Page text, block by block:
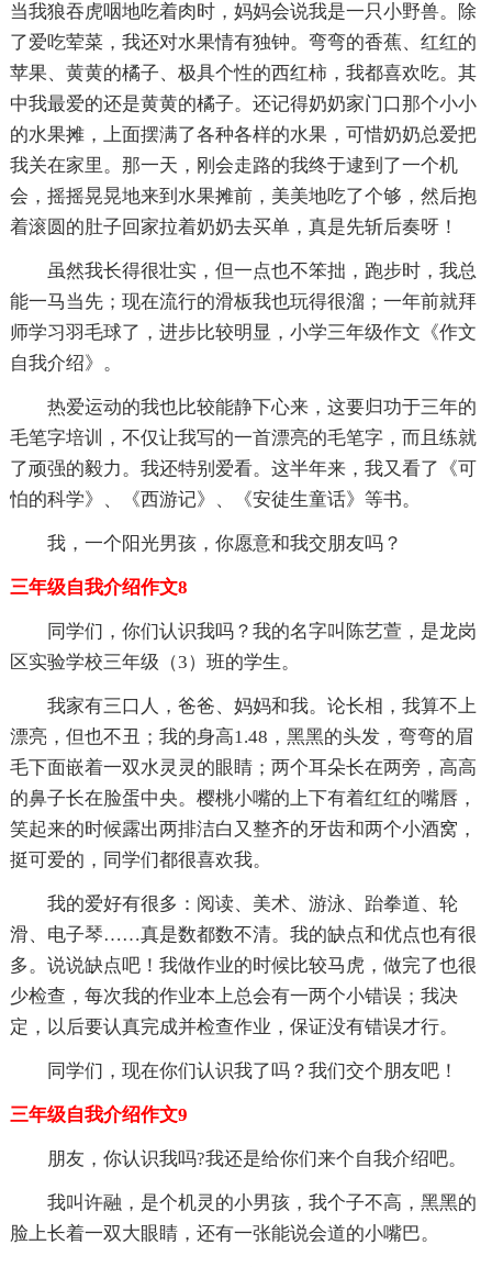
当我狼吞虎咽地吃着肉时，妈妈会说我是一只小野兽。除
了爱吃荤菜，我还对水果情有独钟。弯弯的香蕉、红红的
苹果、黄黄的橘子、极具个性的西红柿，我都喜欢吃。其
中我最爱的还是黄黄的橘子。还记得奶奶家门口那个小小
的水果摊，上面摆满了各种各样的水果，可惜奶奶总爱把
我关在家里。那一天，刚会走路的我终于逮到了一个机
会，摇摇晃晃地来到水果摊前，美美地吃了个够，然后抱
着滚圆的肚子回家拉着奶奶去买单，真是先斩后奏呀！
虽然我长得很壮实，但一点也不笨拙，跑步时，我总
能一马当先；现在流行的滑板我也玩得很溜；一年前就拜
师学习羽毛球了，进步比较明显，小学三年级作文《作文
自我介绍》。
热爱运动的我也比较能静下心来，这要归功于三年的
毛笔字培训，不仅让我写的一首漂亮的毛笔字，而且练就
了顽强的毅力。我还特别爱看。这半年来，我又看了《可
怕的科学》、《西游记》、《安徒生童话》等书。
我，一个阳光男孩，你愿意和我交朋友吗？
三年级自我介绍作文8
同学们，你们认识我吗？我的名字叫陈艺萱，是龙岗
区实验学校三年级（3）班的学生。
我家有三口人，爸爸、妈妈和我。论长相，我算不上
漂亮，但也不丑；我的身高1.48，黑黑的头发，弯弯的眉
毛下面嵌着一双水灵灵的眼睛；两个耳朵长在两旁，高高
的鼻子长在脸蛋中央。樱桃小嘴的上下有着红红的嘴唇，
笑起来的时候露出两排洁白又整齐的牙齿和两个小酒窝，
挺可爱的，同学们都很喜欢我。
我的爱好有很多：阅读、美术、游泳、跆拳道、轮
滑、电子琴……真是数都数不清。我的缺点和优点也有很
多。说说缺点吧！我做作业的时候比较马虎，做完了也很
少检查，每次我的作业本上总会有一两个小错误；我决
定，以后要认真完成并检查作业，保证没有错误才行。
同学们，现在你们认识我了吗？我们交个朋友吧！
三年级自我介绍作文9
朋友，你认识我吗?我还是给你们来个自我介绍吧。
我叫许融，是个机灵的小男孩，我个子不高，黑黑的
脸上长着一双大眼睛，还有一张能说会道的小嘴巴。